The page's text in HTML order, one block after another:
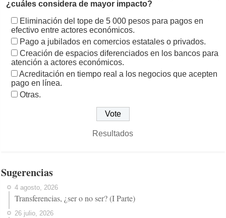
¿cuáles considera de mayor impacto?
Eliminación del tope de 5 000 pesos para pagos en
efectivo entre actores económicos.
Pago a jubilados en comercios estatales o privados.
Creación de espacios diferenciados en los bancos para
atención a actores económicos.
Acreditación en tiempo real a los negocios que acepten
pago en línea.
Otras.
Resultados
Sugerencias
4 agosto, 2026
Transferencias, ¿ser o no ser? (I Parte)
26 julio, 2026